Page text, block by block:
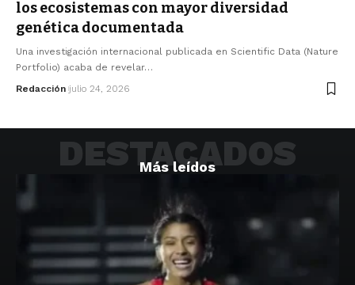
los ecosistemas con mayor diversidad
genética documentada
Una investigación internacional publicada en Scientific Data (Nature
Portfolio) acaba de revelar…
Redacción julio 24, 2026
Más leídos
ECUATORIANOS
DESTACADOS